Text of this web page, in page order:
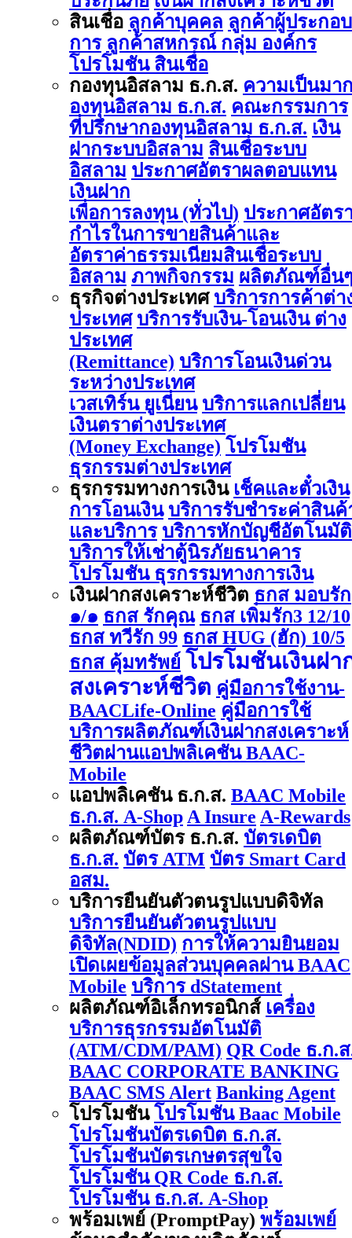
สินเชื่อ ลูกค้าบุคคล ลูกค้าผู้ประกอบ
การ ลูกค้าสหกรณ์ กลุ่ม องค์กร
โปรโมชัน สินเชื่อ
กองทุนอิสลาม ธ.ก.ส. ความเป็นมา
องทุนอิสลาม ธ.ก.ส. คณะกรรมการ
ที่ปรึกษากองทุนอิสลาม ธ.ก.ส. เงิน
ฝากระบบอิสลาม สินเชื่อระบบ
อิสลาม ประกาศอัตราผลตอบแทน
เงินฝาก
เพื่อการลงทุน (ทั่วไป) ประกาศอัตร
กำไรในการขายสินค้าและ
อัตราค่าธรรมเนียมสินเชื่อระบบ
อิสลาม ภาพกิจกรรม ผลิตภัณฑ์อื่น
ธุรกิจต่างประเทศ บริการการค้าต่า
ประเทศ บริการรับเงิน-โอนเงิน ต่าง
ประเทศ
(Remittance) บริการโอนเงินด่วน
ระหว่างประเทศ
เวสเทิร์น ยูเนี่ยน บริการแลกเปลี่ยน
เงินตราต่างประเทศ
(Money Exchange) โปรโมชัน
ธุรกรรมต่างประเทศ
ธุรกรรมทางการเงิน เช็คและตั๋วเงิน
การโอนเงิน บริการรับชำระค่าสินค้
และบริการ บริการหักบัญชีอัตโนมัติ
บริการให้เช่าตู้นิรภัยธนาคาร
โปรโมชัน ธุรกรรมทางการเงิน
เงินฝากสงเคราะห์ชีวิต ธกส มอบรัก
๑/๑ ธกส รักคุณ ธกส เพิ่มรัก3 12/10
ธกส ทวีรัก 99 ธกส HUG (ฮัก) 10/5
ธกส คุ้มทรัพย์ โปรโมชันเงินฝา
สงเคราะห์ชีวิต คู่มือการใช้งาน-
BAACLife-Online คู่มือการใช้
บริการผลิตภัณฑ์เงินฝากสงเคราะห์
ชีวิตผ่านแอปพลิเคชัน BAAC-
Mobile
แอปพลิเคชัน ธ.ก.ส. BAAC Mobile
ธ.ก.ส. A-Shop A Insure A-Rewards
ผลิตภัณฑ์บัตร ธ.ก.ส. บัตรเดบิต
ธ.ก.ส. บัตร ATM บัตร Smart Card
อสม.
บริการยืนยันตัวตนรูปแบบดิจิทัล
บริการยืนยันตัวตนรูปแบบ
ดิจิทัล(NDID) การให้ความยินยอม
เปิดเผยข้อมูลส่วนบุคคลผ่าน BAAC
Mobile บริการ dStatement
ผลิตภัณฑ์อิเล็กทรอนิกส์ เครื่อง
บริการธุรกรรมอัตโนมัติ
(ATM/CDM/PAM) QR Code ธ.ก.
BAAC CORPORATE BANKING
BAAC SMS Alert Banking Agent
โปรโมชัน โปรโมชัน Baac Mobile
โปรโมชันบัตรเดบิต ธ.ก.ส.
โปรโมชันบัตรเกษตรสุขใจ
โปรโมชัน QR Code ธ.ก.ส.
โปรโมชัน ธ.ก.ส. A-Shop
พร้อมเพย์ (PromptPay) พร้อมเพย์